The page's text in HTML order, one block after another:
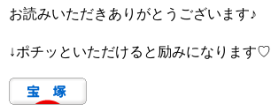
お読みいただきありがとうございます♪
↓ポチッといただけると励みになります♡